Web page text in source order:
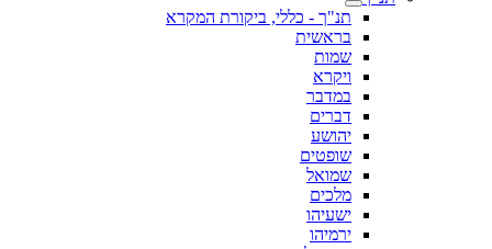
תנ"ך - כללי, ביקורת המקרא
בראשית
שמות
ויקרא
במדבר
דברים
יהושע
שופטים
שמואל
מלכים
ישעיהו
ירמיהו